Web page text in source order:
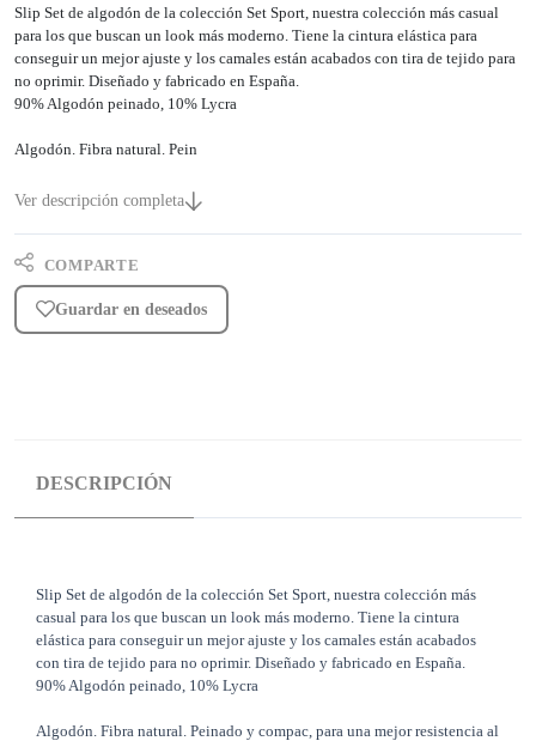
Slip Set de algodón de la colección Set Sport, nuestra colección más casual
para los que buscan un look más moderno. Tiene la cintura elástica para
conseguir un mejor ajuste y los camales están acabados con tira de tejido para
no oprimir. Diseñado y fabricado en España.
90% Algodón peinado, 10% Lycra
Algodón. Fibra natural. Pein
Ver descripción completa
COMPARTE
Guardar en deseados
DESCRIPCIÓN
Slip Set de algodón de la colección Set Sport, nuestra colección más
casual para los que buscan un look más moderno. Tiene la cintura
elástica para conseguir un mejor ajuste y los camales están acabados
con tira de tejido para no oprimir. Diseñado y fabricado en España.
90% Algodón peinado, 10% Lycra
Algodón. Fibra natural. Peinado y compac, para una mejor resistencia al